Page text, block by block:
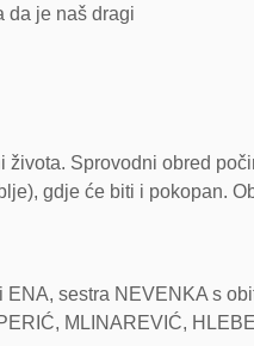
da je naš dragi
Sprovodni obred
gdje će biti i pokopan.
sestra NEVENKA s
MLINAREVIĆ,